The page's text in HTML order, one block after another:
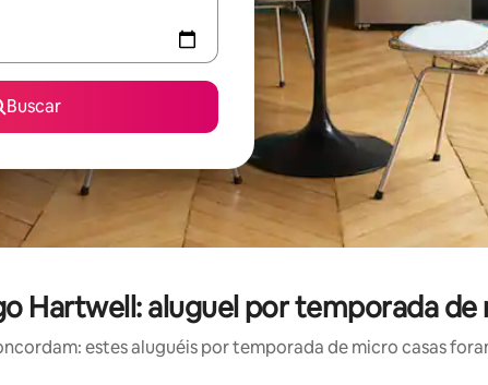
Buscar
Hartwell: aluguel por temporada
estes aluguéis por temporada de micro casas